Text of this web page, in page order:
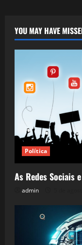
YOU MAY HAVE
Política
As Redes Sociais
admin